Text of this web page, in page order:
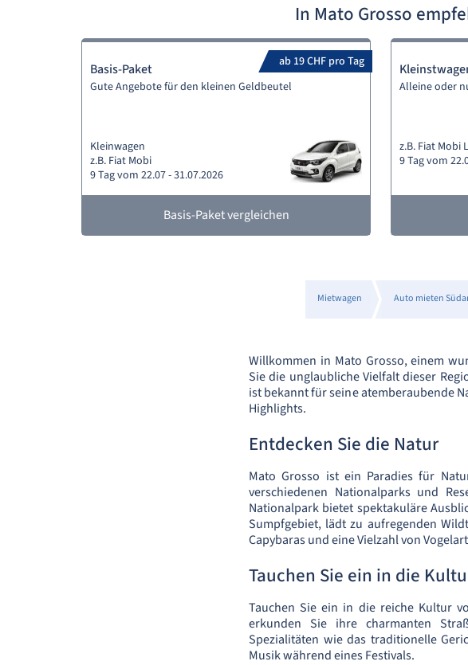
In Mato Grosso
ab 19 CHF pro Tag
Basis-Paket
Gute Angebote für den kleinen Geldbeutel
Kleinwagen
z.B. Fiat Mobi
9 Tag vom 22.07 - 31.07.2026
Basis-Paket vergleichen
Alleine oder
z.B. Fiat Mobi
9 Tag vom
Mietwagen Auto mieten
Willkommen in Mato Grosso, einem
Sie die unglaubliche Vielfalt dieser
ist bekannt für seine atemberaubende
Highlights.
Entdecken Sie die Natur
Mato Grosso ist ein Paradies für
verschiedenen Nationalparks und
Nationalpark bietet spektakuläre
Sumpfgebiet, lädt zu aufregenden
Capybaras und eine Vielzahl von
Tauchen Sie ein in die
Tauchen Sie ein in die reiche Kultur
erkunden Sie ihre charmanten
Spezialitäten wie das traditionelle
Musik während eines Festivals.